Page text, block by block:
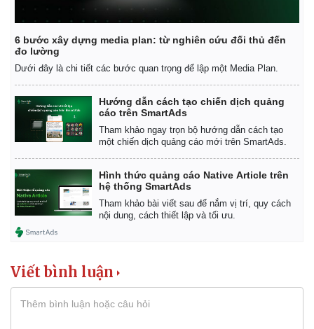
6 bước xây dựng media plan: từ nghiên cứu đối thủ đến
đo lường
Dưới đây là chi tiết các bước quan trọng để lập một Media Plan.
Hướng dẫn cách tạo chiến dịch quảng
cáo trên SmartAds
Tham khảo ngay trọn bộ hướng dẫn cách tạo
một chiến dịch quảng cáo mới trên SmartAds.
Hình thức quảng cáo Native Article trên
hệ thống SmartAds
Tham khảo bài viết sau để nắm vị trí, quy cách
nội dung, cách thiết lập và tối ưu.
Viết bình luận